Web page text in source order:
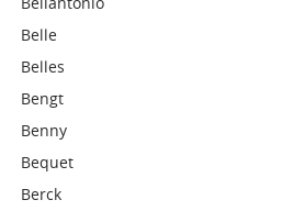
Belle
Belles
Bengt
Benny
Bequet
Berck